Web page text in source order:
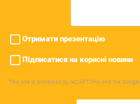
Отримати презентацію
Підписатися на корисні новини
This site is protected by reCAPTCHA and the Google